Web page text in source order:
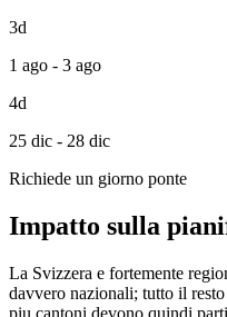
3d
1 ago - 3 ago
4d
25 dic - 28 dic
Richiede un giorno ponte
Impatto sulla
La Svizzera e fortemente
davvero nazionali; tutto il
piu cantoni devono quindi